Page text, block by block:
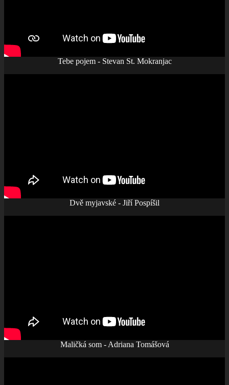
Tebe pojem - Stevan St. Mokranjac
Dvě myjavské - Jiří Pospíšil
Maličká som - Adriana Tomášová